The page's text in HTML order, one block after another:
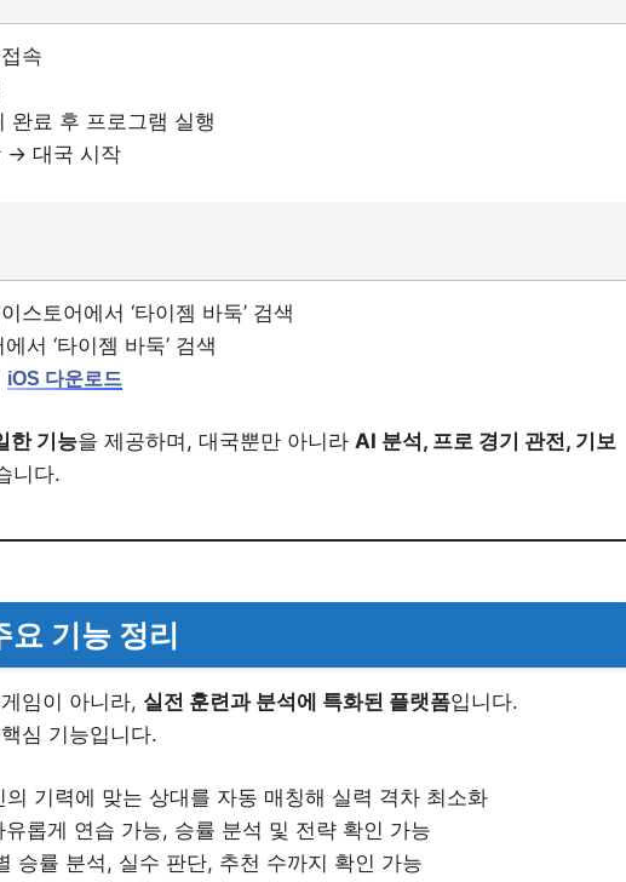
속
료 후 프로그램 실행
→ 대국 시작
스토어에서 ‘타이젬 바둑’ 검색
서 ‘타이젬 바둑’ 검색
iOS 다운로드
한 기능을 제공하며, 대국뿐만 아니라 AI 분석, 프로 경기 관전, 기보
니다.
요 기능 정리
임이 아니라, 실전 훈련과 분석에 특화된 플랫폼입니다.
심 기능입니다.
기력에 맞는 상대를 자동 매칭해 실력 격차 최소화
롭게 연습 가능, 승률 분석 및 전략 확인 가능
승률 분석, 실수 판단, 추천 수까지 확인 가능